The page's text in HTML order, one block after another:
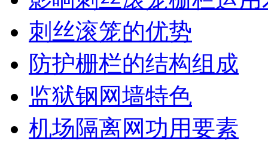
刺丝滚笼的优势
防护栅栏的结构组成
监狱钢网墙特色
机场隔离网功用要素